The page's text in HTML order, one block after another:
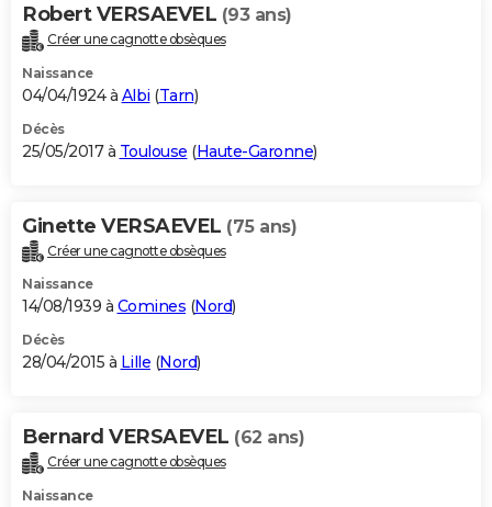
Robert VERSAEVEL (93 ans)
Créer une cagnotte obsèques
Naissance
04/04/1924 à Albi (Tarn)
Décès
25/05/2017 à Toulouse (Haute-Garonne)
Ginette VERSAEVEL (75 ans)
Créer une cagnotte obsèques
Naissance
14/08/1939 à Comines (Nord)
Décès
28/04/2015 à Lille (Nord)
Bernard VERSAEVEL (62 ans)
Créer une cagnotte obsèques
Naissance